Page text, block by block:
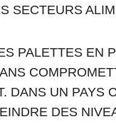
SECTEURS
PALETTES EN
DANS UN PAYS
DES